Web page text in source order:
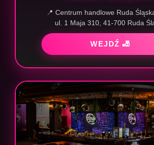
📍 Centrum handlowe Ruda
ul. 1 Maja 310, 41-700 Ruda
WEJDŹ 🎳